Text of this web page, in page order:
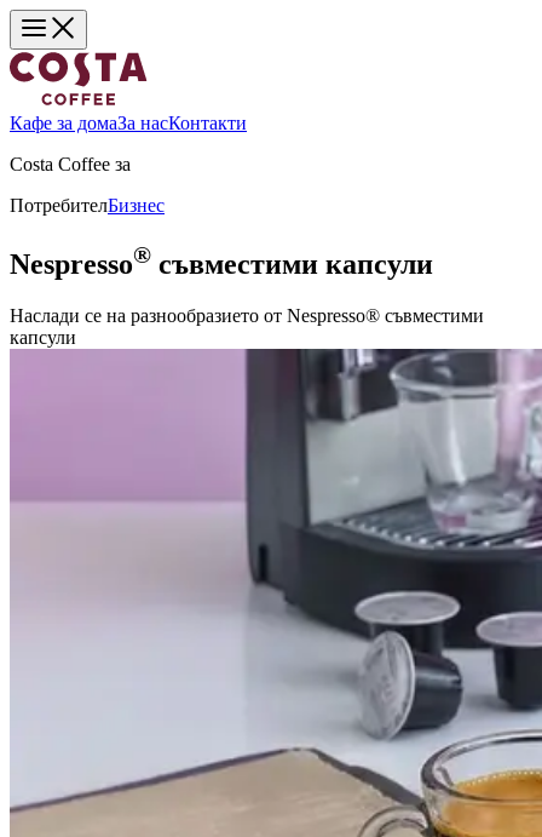
Кафе за домаЗа насКонтакти
Costa Coffee за
ПотребителБизнес
Nespresso® съвместими капсули
Наслади се на разнообразието от Nespresso® съвместими
капсули